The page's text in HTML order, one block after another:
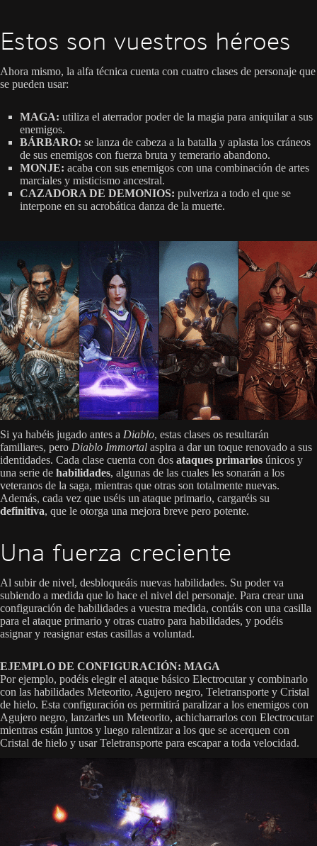
Estos son vuestros héroes
Ahora mismo, la alfa técnica cuenta con cuatro clases de personaje que
se pueden usar:
MAGA: utiliza el aterrador poder de la magia para aniquilar a sus
enemigos.
BÁRBARO: se lanza de cabeza a la batalla y aplasta los cráneos
de sus enemigos con fuerza bruta y temerario abandono.
MONJE: acaba con sus enemigos con una combinación de artes
marciales y misticismo ancestral.
CAZADORA DE DEMONIOS: pulveriza a todo el que se
interpone en su acrobática danza de la muerte.
Si ya habéis jugado antes a Diablo, estas clases os resultarán
familiares, pero Diablo Immortal aspira a dar un toque renovado a sus
identidades. Cada clase cuenta con dos ataques primarios únicos y
una serie de habilidades, algunas de las cuales les sonarán a los
veteranos de la saga, mientras que otras son totalmente nuevas.
Además, cada vez que uséis un ataque primario, cargaréis su
definitiva, que le otorga una mejora breve pero potente.
Una fuerza creciente
Al subir de nivel, desbloqueáis nuevas habilidades. Su poder va
subiendo a medida que lo hace el nivel del personaje. Para crear una
configuración de habilidades a vuestra medida, contáis con una casilla
para el ataque primario y otras cuatro para habilidades, y podéis
asignar y reasignar estas casillas a voluntad.
EJEMPLO DE CONFIGURACIÓN: MAGA
Por ejemplo, podéis elegir el ataque básico Electrocutar y combinarlo
con las habilidades Meteorito, Agujero negro, Teletransporte y Cristal
de hielo. Esta configuración os permitirá paralizar a los enemigos con
Agujero negro, lanzarles un Meteorito, achicharrarlos con Electrocutar
mientras están juntos y luego ralentizar a los que se acerquen con
Cristal de hielo y usar Teletransporte para escapar a toda velocidad.